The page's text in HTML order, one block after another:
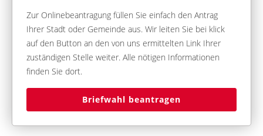
Zur Onlinebeantragung füllen Sie einfach den Antrag
Ihrer Stadt oder Gemeinde aus. Wir leiten Sie bei klick
auf den Button an den von uns ermittelten Link Ihrer
zuständigen Stelle weiter. Alle nötigen Informationen
finden Sie dort.
Briefwahl beantragen